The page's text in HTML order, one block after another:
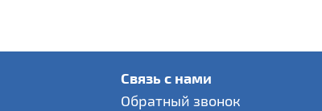
Связь с нами
Обратный звонок